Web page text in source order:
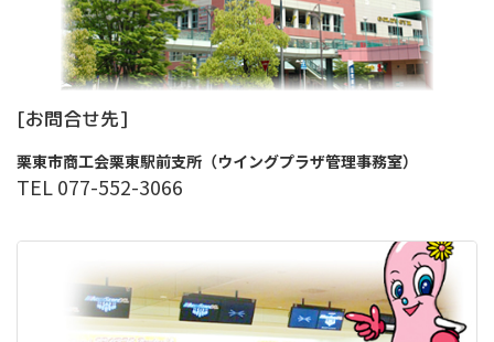
[お問合せ先]
栗東市商工会栗東駅前支所（ウイングプラザ管理事務室）
TEL 077-552-3066